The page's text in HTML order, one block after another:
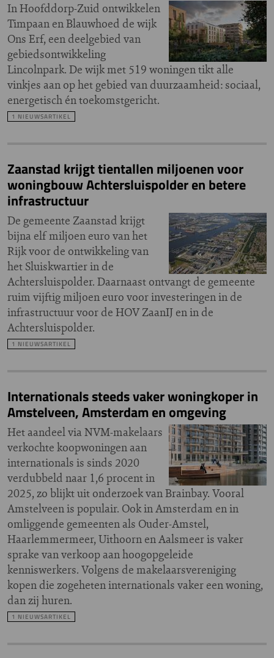
In Hoofddorp-Zuid ontwikkelen
Timpaan en Blauwhoed de wijk
Ons Erf, een deelgebied van
gebiedsontwikkeling
Lincolnpark. De wijk met 519 woningen tikt alle
vinkjes aan op het gebied van duurzaamheid: sociaal,
energetisch én toekomstgericht.
1 NIEUWSARTIKEL
Zaanstad krijgt tientallen miljoenen voor
woningbouw Achtersluispolder en betere
infrastructuur
De gemeente Zaanstad krijgt
bijna elf miljoen euro van het
Rijk voor de ontwikkeling van
het Sluiskwartier in de
Achtersluispolder. Daarnaast ontvangt de gemeente
ruim vijftig miljoen euro voor investeringen in de
infrastructuur voor de HOV ZaanIJ en in de
Achtersluispolder.
1 NIEUWSARTIKEL
Internationals steeds vaker woningkoper in
Amstelveen, Amsterdam en omgeving
Het aandeel via NVM-makelaars
verkochte koopwoningen aan
internationals is sinds 2020
verdubbeld naar 1,6 procent in
2025, zo blijkt uit onderzoek van Brainbay. Vooral
Amstelveen is populair. Ook in Amsterdam en in
omliggende gemeenten als Ouder-Amstel,
Haarlemmermeer, Uithoorn en Aalsmeer is vaker
sprake van verkoop aan hoogopgeleide
kenniswerkers. Volgens de makelaarsvereniging
kopen die zogeheten internationals vaker een woning,
dan zij huren.
1 NIEUWSARTIKEL